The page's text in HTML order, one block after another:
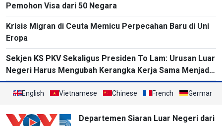
Pemohon Visa dari 50 Negara
Krisis Migran di Ceuta Memicu Perpecahan Baru di Uni
Eropa
Sekjen KS PKV Sekaligus Presiden To Lam: Urusan Luar
Negeri Harus Mengubah Kerangka Kerja Sama Menjadi
Proyek-Proyek Konkret dan Menganggap Efektivitas
yang Substansial sebagai Tolok Ukur
English Vietnamese Chinese French German
Departemen Siaran Luar Negeri dari